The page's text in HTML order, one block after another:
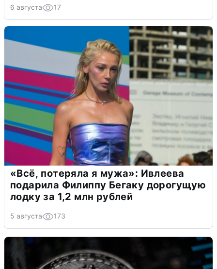
6 августа 17
«Всё, потеряла я мужа»: Ивлеева
подарила Филиппу Бегаку дорогущую
лодку за 1,2 млн рублей
5 августа 173